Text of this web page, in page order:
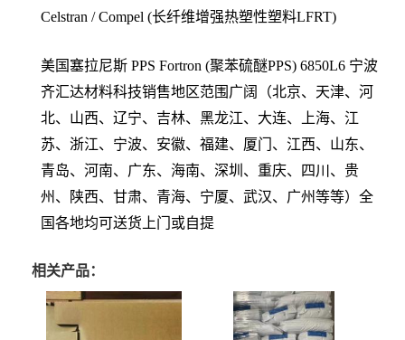
Celstran / Compel (长纤维增强热塑性塑料LFRT)
美国塞拉尼斯 PPS Fortron (聚苯硫醚PPS) 6850L6 宁波
齐汇达材料科技销售地区范围广阔（北京、天津、河
北、山西、辽宁、吉林、黑龙江、大连、上海、江
苏、浙江、宁波、安徽、福建、厦门、江西、山东、
青岛、河南、广东、海南、深圳、重庆、四川、贵
州、陕西、甘肃、青海、宁厦、武汉、广州等等）全
国各地均可送货上门或自提
相关产品：